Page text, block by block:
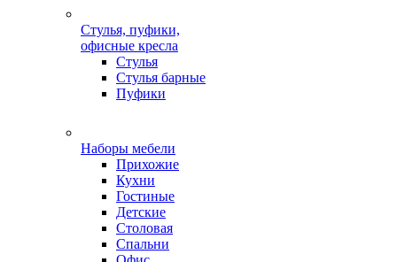
Стулья, пуфики,
офисные кресла
Стулья
Стулья барные
Пуфики
Наборы мебели
Прихожие
Кухни
Гостиные
Детские
Столовая
Спальни